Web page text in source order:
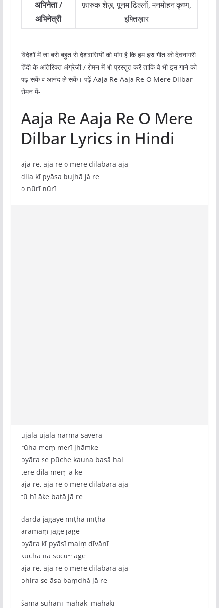
अभिनेता /
अभिनेत्री
फ़ारुक शेख़, पूनम ढिल्लों, मनमोहन कृष्ण,
इफ़्तिख़ार
विदेशों में जा बसे बहुत से देशवासियों की मांग है कि हम इस गीत को देवनागरी
हिंदी के अतिरिक्त अंग्रेजी / रोमन में भी प्रस्तुत करें ताकि वे भी इस गाने को
पढ़ सकें व आनंद ले सकें। पढ़ें Aaja Re Aaja Re O Mere Dilbar
रोमन में-
Aaja Re Aaja Re O Mere
Dilbar Lyrics in Hindi
ājā re, ājā re o mere dilabara ājā
dila kī pyāsa bujhā jā re
o nūrī nūrī
ujalā ujalā narma saverā
rūha meṃ merī jhāṃke
pyāra se pūche kauna basā hai
tere dila meṃ ā ke
ājā re, ājā re o mere dilabara ājā
tū hī āke batā jā re
darda jagāye mīṭhā mīṭhā
aramāṃ jāge jāge
pyāra kī pyāsī maiṃ dīvānī
kucha nā socū~ āge
ājā re, ājā re o mere dilabara ājā
phira se āsa baṃdhā jā re
śāma suhānī mahakī mahakī